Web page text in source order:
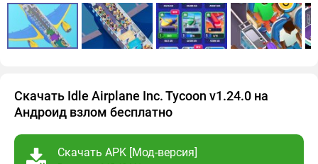
Скачать Idle Airplane Inc. Tycoon v1.24.0 на
Андроид взлом бесплатно
Скачать APK [Мод-версия]